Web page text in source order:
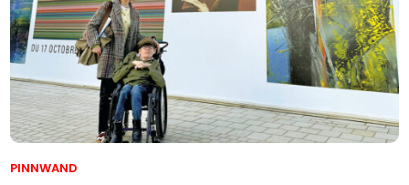
PINNWAND